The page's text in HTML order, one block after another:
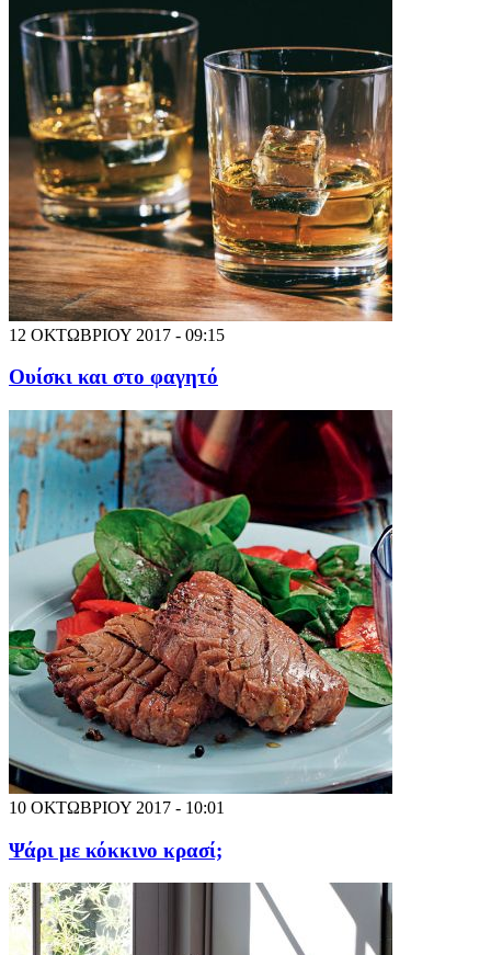
12 ΟΚΤΩΒΡΙΟΥ 2017 - 09:15
Ουίσκι και στο φαγητό
10 ΟΚΤΩΒΡΙΟΥ 2017 - 10:01
Ψάρι με κόκκινο κρασί;